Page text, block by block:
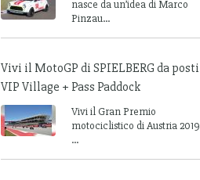
nasce da un’idea di Marco
Pinzau...
Vivi il MotoGP di SPIELBERG da posti
VIP Village + Pass Paddock
Vivi il Gran Premio
motociclistico di Austria 2019
...